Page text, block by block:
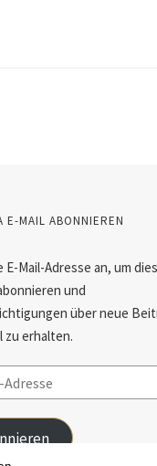
E-MAIL ABONNIEREN
E-Mail-Adresse an, um
und
über neue
zu erhalten.